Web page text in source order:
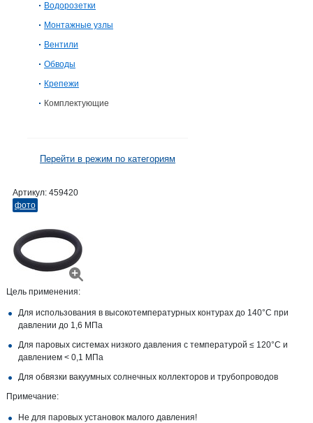
Водорозетки
Монтажные узлы
Вентили
Обводы
Крепежи
Комплектующие
Перейти в режим по категориям
Артикул: 459420
фото
Цель применения:
Для использования в высокотемпературных контурах до 140°C при
давлении до 1,6 МПа
Для паровых системах низкого давления с температурой ≤ 120°C и
давлением < 0,1 МПа
Для обвязки вакуумных солнечных коллекторов и трубопроводов
Примечание:
Не для паровых установок малого давления!